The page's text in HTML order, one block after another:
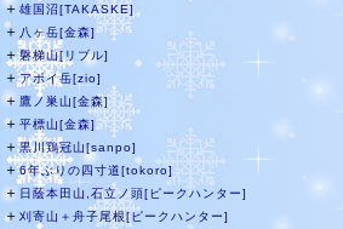
＋ 雄国沼[TAKASKE]
＋ 八ヶ岳[金森]
＋磐梯山[リブル]
＋アポイ岳[zio]
＋ 鷹ノ巣山[金森]
＋ 平標山[金森]
＋黒川鶏冠山[sanpo]
＋6年ぶりの四寸道[tokoro]
＋ 日蔭本田山,石立ノ頭[ピークハンター]
＋ 刈寄山＋舟子尾根[ピークハンター]